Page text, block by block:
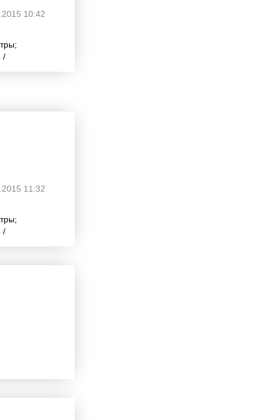
10:42
/
11:32
/